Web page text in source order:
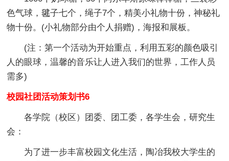
色气球，毽子七个，绳子7个，精美小礼物十份，神秘礼
物十份。(小礼物部分由个人捐赠)，海报和展板。
(注：第一个活动为开始重点，利用五彩的颜色吸引
人的眼球，温馨的音乐让人进入我们的世界，工作人员
需多)
校园社团活动策划书6
各学院（校区）团委、团工委，各学生会，研究生
会：
为了进一步丰富校园文化生活，陶冶我校大学生的